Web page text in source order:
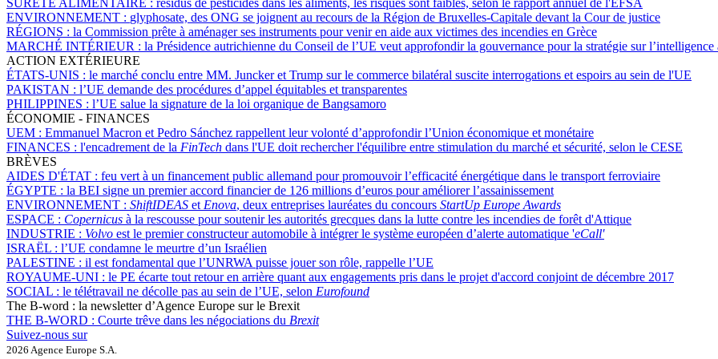
ENVIRONNEMENT : glyphosate, des ONG se joignent au recours de la Région de Bruxelles-Capitale devant la Cour de justice
RÉGIONS : la Commission prête à aménager ses instruments pour venir en aide aux victimes des incendies en Grèce
MARCHÉ INTÉRIEUR : la Présidence autrichienne du Conseil de l’UE veut approfondir la gouvernance pour la stratégie sur
ACTION EXTÉRIEURE
ÉTATS-UNIS : le marché conclu entre MM. Juncker et Trump sur le commerce bilatéral suscite interrogations et espoirs au sein de l'UE
PAKISTAN : l’UE demande des procédures d’appel équitables et transparentes
PHILIPPINES : l’UE salue la signature de la loi organique de Bangsamoro
ÉCONOMIE - FINANCES
UEM : Emmanuel Macron et Pedro Sánchez rappellent leur volonté d’approfondir l’Union économique et monétaire
FINANCES : l'encadrement de la FinTech dans l'UE doit rechercher l'équilibre entre stimulation du marché et sécurité, selon le CESE
BRÈVES
AIDES D'ÉTAT : feu vert à un financement public allemand pour promouvoir l’efficacité énergétique dans le transport ferroviaire
ÉGYPTE : la BEI signe un premier accord financier de 126 millions d’euros pour améliorer l’assainissement
ENVIRONNEMENT : ShiftIDEAS et Enova, deux entreprises lauréates du concours StartUp Europe Awards
ESPACE : Copernicus à la rescousse pour soutenir les autorités grecques dans la lutte contre les incendies de forêt d'Attique
INDUSTRIE : Volvo est le premier constructeur automobile à intégrer le système européen d’alerte automatique 'eCall'
ISRAËL : l’UE condamne le meurtre d’un Israélien
PALESTINE : il est fondamental que l’UNRWA puisse jouer son rôle, rappelle l’UE
ROYAUME-UNI : le PE écarte tout retour en arrière quant aux engagements pris dans le projet d'accord conjoint de décembre 2017
SOCIAL : le télétravail ne décolle pas au sein de l’UE, selon Eurofound
The B-word : la newsletter d’Agence Europe sur le Brexit
THE B-WORD : Courte trêve dans les négociations du Brexit
Suivez-nous sur
2026 Agence Europe S.A.